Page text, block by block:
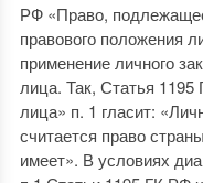
РФ «Право,
правового положения
применение личного
лица. Так, Статья
лица» п. 1 гласит:
считается право
имеет». В условиях